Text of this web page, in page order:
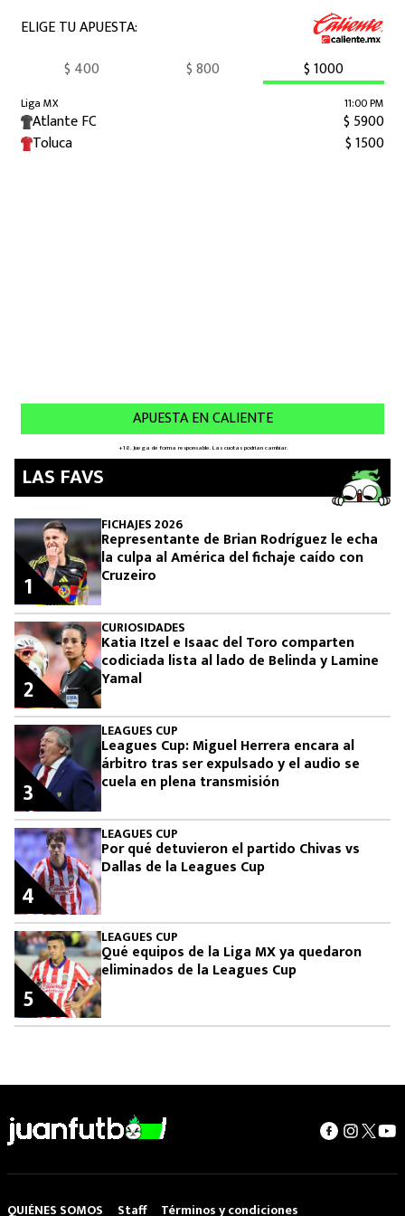
LAS FAVS
FICHAJES 2026
Representante de Brian Rodríguez le echa
la culpa al América del fichaje caído con
Cruzeiro
1
CURIOSIDADES
Katia Itzel e Isaac del Toro comparten
codiciada lista al lado de Belinda y Lamine
Yamal
2
LEAGUES CUP
Leagues Cup: Miguel Herrera encara al
árbitro tras ser expulsado y el audio se
cuela en plena transmisión
3
LEAGUES CUP
Por qué detuvieron el partido Chivas vs
Dallas de la Leagues Cup
4
LEAGUES CUP
Qué equipos de la Liga MX ya quedaron
eliminados de la Leagues Cup
5
QUIÉNES SOMOS Staff Términos y condiciones